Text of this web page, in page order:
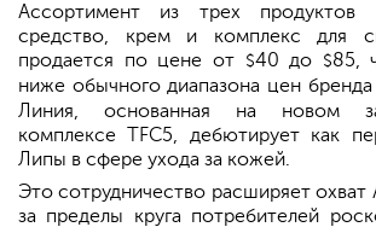
Ассортимент из трех
средство, крем и комплекс для
продается по цене от
$40 до $85,
ниже обычного диапазона цен
Линия, основанная на новом
комплексе TFC5, дебютирует как
Липы в сфере ухода за кожей.
Это сотрудничество расширяет охват
за пределы круга потребителей